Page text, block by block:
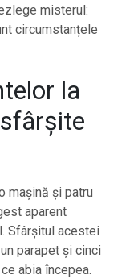
misterul:
circumstanțele
la
mașină și patru
aparent
Sfârșitul acestei
parapet și cinci
abia începea.